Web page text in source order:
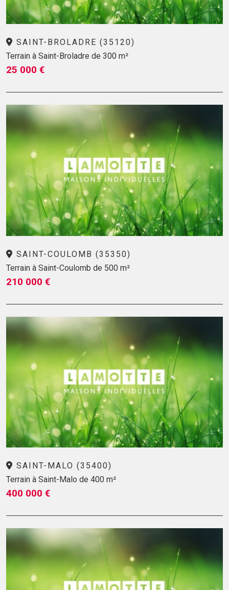
SAINT-BROLADRE (35120)
Terrain à Saint-Broladre de 300 m²
25 000 €
SAINT-COULOMB (35350)
Terrain à Saint-Coulomb de 500 m²
210 000 €
SAINT-MALO (35400)
Terrain à Saint-Malo de 400 m²
400 000 €